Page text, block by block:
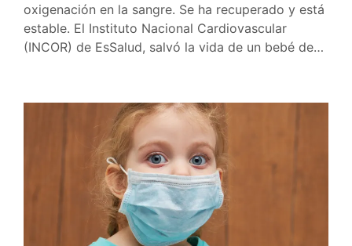
oxigenación en la sangre. Se ha recuperado y está
estable. El Instituto Nacional Cardiovascular
(INCOR) de EsSalud, salvó la vida de un bebé de…